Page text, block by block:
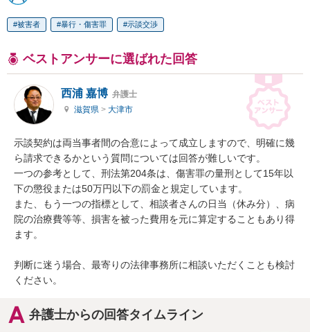
被害者 暴行・傷害罪 示談交渉
ベストアンサーに選ばれた回答
西浦 嘉博 弁護士
滋賀県 > 大津市
示談契約は両当事者間の合意によって成立しますので、明確に幾
ら請求できるかという質問については回答が難しいです。
一つの参考として、刑法第204条は、傷害罪の量刑として15年以
下の懲役または50万円以下の罰金と規定しています。
また、もう一つの指標として、相談者さんの日当（休み分）、病
院の治療費等等、損害を被った費用を元に算定することもあり得
ます。
判断に迷う場合、最寄りの法律事務所に相談いただくことも検討
ください。
弁護士からの回答タイムライン